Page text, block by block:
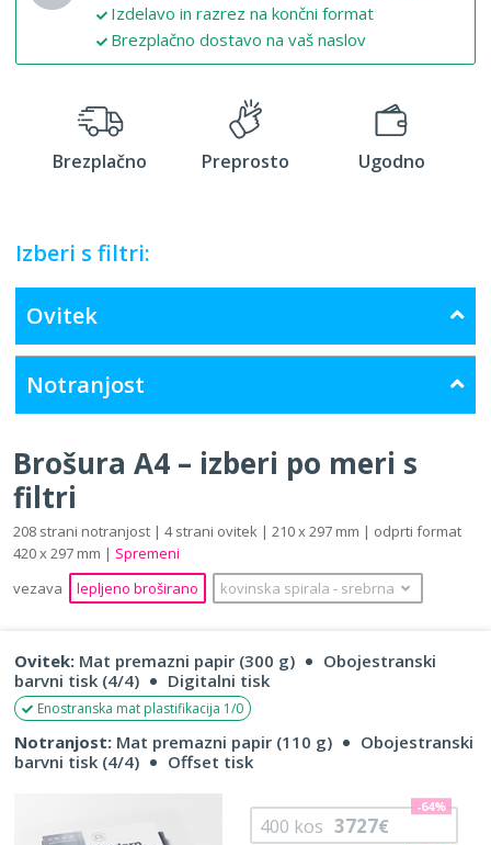
Izdelavo in razrez na končni format
Brezplačno dostavo na vaš naslov
Brezplačno Preprosto Ugodno
Izberi s filtri:
Ovitek
Notranjost
Brošura A4 – izberi po meri s
filtri
208 strani notranjost | 4 strani ovitek | 210 x 297 mm | odprti format
420 x 297 mm | Spremeni
vezava
lepljeno broširano kovinska spirala ‐ srebrna
Ovitek: Mat premazni papir (300 g)
Obojestranski
barvni tisk (4/4)
Digitalni tisk
Enostranska mat plastifikacija 1/0
Notranjost: Mat premazni papir (110 g)
Obojestranski
barvni tisk (4/4)
Offset tisk
400 kos 3727€
-64%